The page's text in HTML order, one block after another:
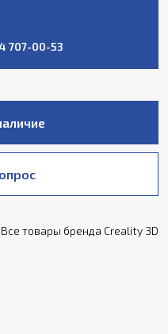
707-00-53
Все товары бренда Creality 3D